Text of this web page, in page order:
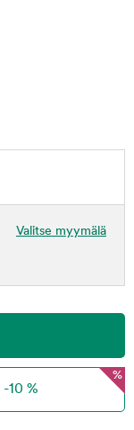
Valitse myymälä
%